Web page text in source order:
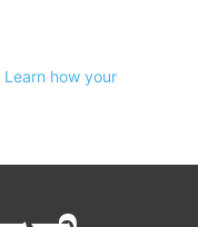
Learn how your